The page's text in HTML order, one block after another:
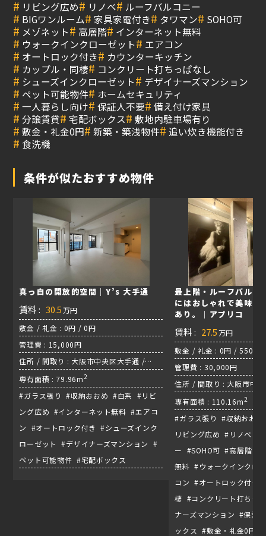
# リビング広め# リノベ# ルーフバルコニー
# BIGワンルーム# 家具家電付き# タワマン# SOHO可
# メゾネット# 高層階# インターネット無料
# ウォークインクローゼット# エアコン
# オートロック付き# カウンターキッチン
# カップル・同棲# コンクリート打ちっぱなし
# シューズインクローゼット# デザイナーズマンション
# ペット可能物件# ホームセキュリティ
# 一人暮らし向け# 保証人不要# 備え付け家具
# 分譲賃貸# 宅配ボックス# 敷地内駐車場有り
# 敷金・礼金0円# 新築・築浅物件# 追い炊き機能付き
# 食洗機
条件が似たおすすめ物件
真っ白の開放的空間｜Y’s 大手通
賃料 : 30.5 万円
敷金 / 礼金 : 0円 / 0円
管理費 : 15,000円
住所 / 間取り : 大阪市中央区大手通 /
3LDK / 谷町線『天満橋駅』
専有面積 : 79.96m2
#ガラス張り #収納おおめ #白系 #リビ
ング広め #インターネット無料 #エアコ
ン #オートロック付き #シューズインク
ローゼット #デザイナーズマンション #
ペット可能物件 #宅配ボックス
最上階・ルーフバルコ
にはおしゃれで美味し
あり。｜アプリコ
賃料 : 27.5 万円
敷金 / 礼金 : 0円 /
管理費 : 30,000円
住所 / 間取り : 大阪市中
3LDK / 地下鉄谷町線『谷
専有面積 : 110.16m2
#ガラス張り #収納おお
リビング広め #リノベ #
ー #SOHO可 #高層階 #
無料 #ウォークインクロ
コン #オートロック付き
棲 #コンクリート打ちっ
ナーズマンション #保証
ックス #敷金・礼金0円